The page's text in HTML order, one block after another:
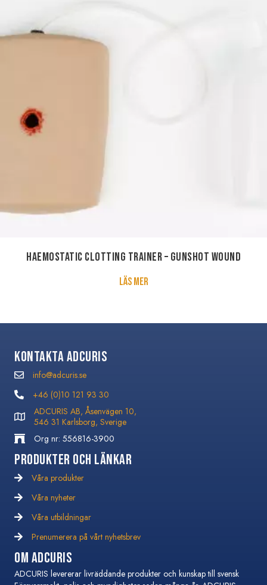
Haemostatic Clotting Trainer – Gunshot Wound
Läs merabout Haemostatic Clotting
Kontakta Adcuris
info@adcuris.se
info@adcuris.se
+46 (0)10 121 93 30
+46 (0)10 121 93 30
ADCURIS AB, Åsenvägen 10,
546 31 Karlsborg, Sverige
Org nr: 556816-3900
Produkter och Länkar
Våra produkter
Våra nyheter
Våra nyheter
Våra utbildningar
Våra utbildningar
Prenumerera på vårt nyhetsbrev
Prenumerera på vårt nyhetsbrev
Om Adcuris
ADCURIS levererar livräddande produkter och kunskap till svensk